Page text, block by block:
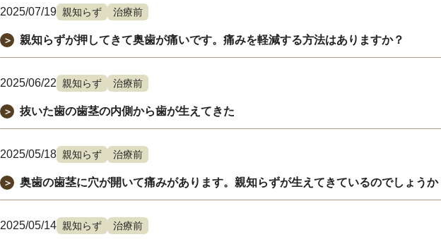
2025/07/19 親知らず 治療前
＞ 親知らずが押してきて奥歯が痛いです。痛みを軽減する方法はありますか？
2025/06/22 親知らず 治療前
＞ 抜いた歯の歯茎の内側から歯が生えてきた
2025/05/18 親知らず 治療前
＞ 奥歯の歯茎に穴が開いて痛みがあります。親知らずが生えてきているのでしょうか
2025/05/14 親知らず 治療前